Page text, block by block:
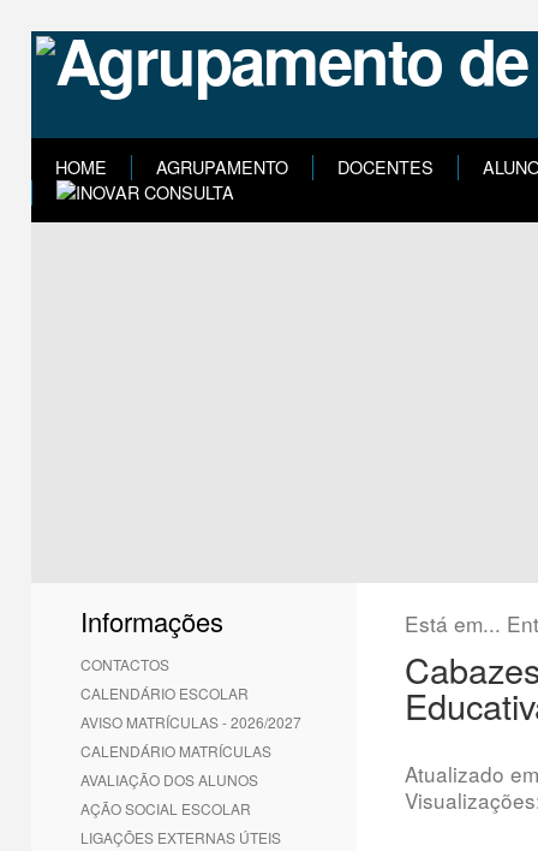
HOME AGRUPAMENTO DOCENTES
Informações
CONTACTOS
CALENDÁRIO ESCOLAR
AVISO MATRÍCULAS - 2026/2027
CALENDÁRIO MATRÍCULAS
AVALIAÇÃO DOS ALUNOS
AÇÃO SOCIAL ESCOLAR
LIGAÇÕES EXTERNAS ÚTEIS
Está em...
Atualizado